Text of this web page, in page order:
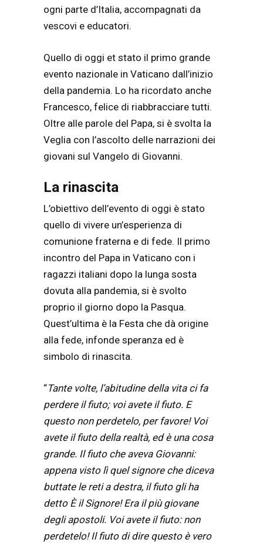
ogni parte d’Italia, accompagnati da
vescovi e educatori.
Quello di oggi et stato il primo grande
evento nazionale in Vaticano dall’inizio
della pandemia. Lo ha ricordato anche
Francesco, felice di riabbracciare tutti.
Oltre alle parole del Papa, si è svolta la
Veglia con l’ascolto delle narrazioni dei
giovani sul Vangelo di Giovanni.
La rinascita
L’obiettivo dell’evento di oggi è stato
quello di vivere un’esperienza di
comunione fraterna e di fede. Il primo
incontro del Papa in Vaticano con i
ragazzi italiani dopo la lunga sosta
dovuta alla pandemia, si è svolto
proprio il giorno dopo la Pasqua.
Quest’ultima è la Festa che dà origine
alla fede, infonde speranza ed è
simbolo di rinascita.
“Tante volte, l’abitudine della vita ci fa
perdere il fiuto; voi avete il fiuto. E
questo non perdetelo, per favore! Voi
avete il fiuto della realtà, ed è una cosa
grande. Il fiuto che aveva Giovanni:
appena visto lì quel signore che diceva
buttate le reti a destra, il fiuto gli ha
detto È il Signore! Era il più giovane
degli apostoli. Voi avete il fiuto: non
perdetelo! Il fiuto di dire questo è vero